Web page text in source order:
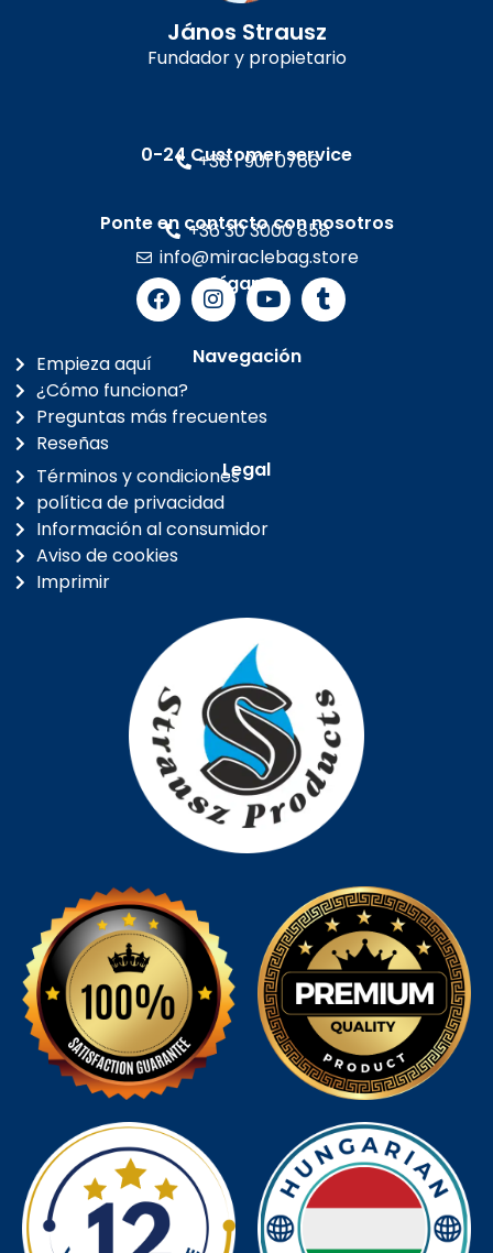
János Strausz
Fundador y propietario
0-24 Customer service
+36 1 901 0766
Ponte en contacto con nosotros
+36 30 3000 858
info@miraclebag.store
Síganos
Navegación
Empieza aquí
¿Cómo funciona?
Preguntas más frecuentes
Reseñas
Legal
Términos y condiciones
política de privacidad
Información al consumidor
Aviso de cookies
Imprimir